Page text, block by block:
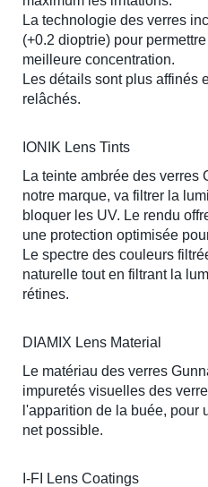
La technologie des verres
(+0.2 dioptrie) pour
meilleure concentration.
Les détails sont plus affinés
relâchés.
IONIK Lens Tints
La teinte ambrée des verres
notre marque, va filtrer la
bloquer les UV. Le rendu
une protection optimisée
Le spectre des couleurs
naturelle tout en filtrant la
rétines.
DIAMIX Lens Material
Le matériau des verres
impuretés visuelles des
l'apparition de la buée, pour
net possible.
I-FI Lens Coatings